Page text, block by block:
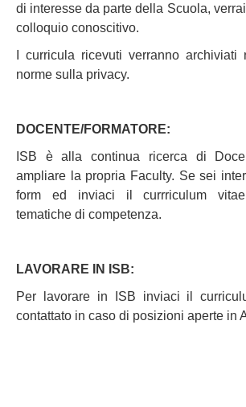
di interesse da parte della Scuola,
colloquio conoscitivo.
I curricula ricevuti verranno
norme sulla privacy.
DOCENTE/FORMATORE:
ISB è alla continua ricerca di
ampliare la propria Faculty. Se sei
form ed inviaci il currriculum
tematiche di competenza.
LAVORARE IN ISB:
Per lavorare in ISB inviaci il
contattato in caso di posizioni aperte in